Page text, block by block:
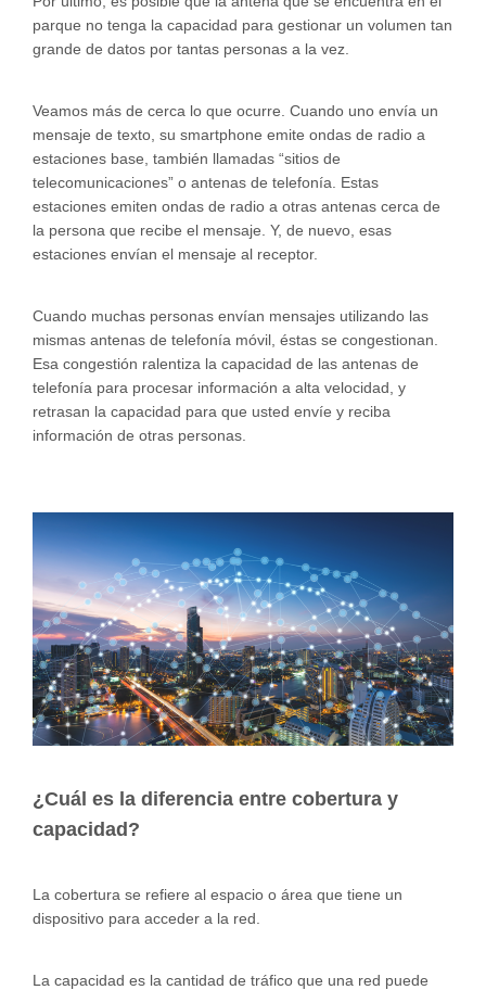
parque no tenga la capacidad para gestionar un volumen tan
grande de datos por tantas personas a la vez.
Veamos más de cerca lo que ocurre. Cuando uno envía un
mensaje de texto, su smartphone emite ondas de radio a
estaciones base, también llamadas “sitios de
telecomunicaciones” o antenas de telefonía. Estas
estaciones emiten ondas de radio a otras antenas cerca de
la persona que recibe el mensaje. Y, de nuevo, esas
estaciones envían el mensaje al receptor.
Cuando muchas personas envían mensajes utilizando las
mismas antenas de telefonía móvil, éstas se congestionan.
Esa congestión ralentiza la capacidad de las antenas de
telefonía para procesar información a alta velocidad, y
retrasan la capacidad para que usted envíe y reciba
información de otras personas.
¿Cuál es la diferencia entre cobertura y
capacidad?
La cobertura se refiere al espacio o área que tiene un
dispositivo para acceder a la red.
La capacidad es la cantidad de tráfico que una red puede